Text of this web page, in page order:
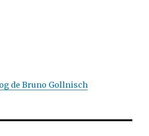
de Bruno Gollnisch